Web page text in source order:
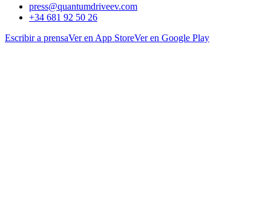
press@quantumdriveev.com
+34 681 92 50 26
Escribir a prensaVer en App StoreVer en Google Play